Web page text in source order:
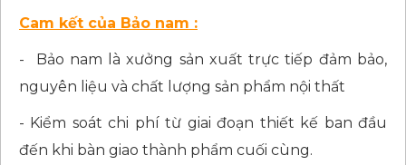
Cam kết của Bảo nam :
- Bảo nam là xưởng sản xuất trực tiếp đảm bảo,
nguyên liệu và chất lượng sản phẩm nội thất
- Kiểm soát chi phí từ giai đoạn thiết kế ban đầu
đến khi bàn giao thành phẩm cuối cùng.